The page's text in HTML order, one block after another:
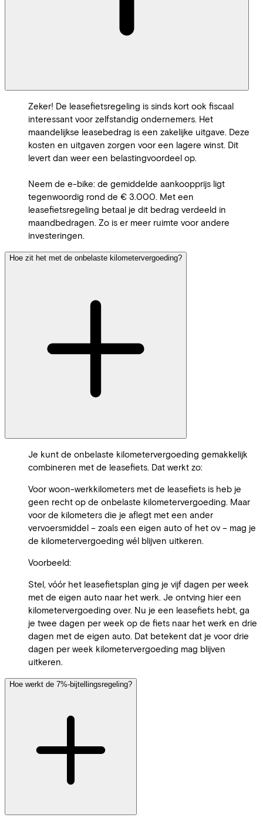
Zeker! De leasefietsregeling is sinds kort ook fiscaal
interessant voor zelfstandig ondernemers. Het
maandelijkse leasebedrag is een zakelijke uitgave. Deze
kosten en uitgaven zorgen voor een lagere winst. Dit
levert dan weer een belastingvoordeel op.
Neem de e-bike: de gemiddelde aankoopprijs ligt
tegenwoordig rond de € 3.000. Met een
leasefietsregeling betaal je dit bedrag verdeeld in
maandbedragen. Zo is er meer ruimte voor andere
investeringen.
Hoe zit het met de onbelaste kilometervergoeding?
Je kunt de onbelaste kilometervergoeding gemakkelijk
combineren met de leasefiets. Dat werkt zo:
Voor woon-werkkilometers met de leasefiets is heb je
geen recht op de onbelaste kilometervergoeding. Maar
voor de kilometers die je aflegt met een ander
vervoersmiddel – zoals een eigen auto of het ov – mag je
de kilometervergoeding wél blijven uitkeren.
Voorbeeld:
Stel, vóór het leasefietsplan ging je vijf dagen per week
met de eigen auto naar het werk. Je ontving hier een
kilometervergoeding over. Nu je een leasefiets hebt, ga
je twee dagen per week op de fiets naar het werk en drie
dagen met de eigen auto. Dat betekent dat je voor drie
dagen per week kilometervergoeding mag blijven
uitkeren.
Hoe werkt de 7%-bijtellingsregeling?